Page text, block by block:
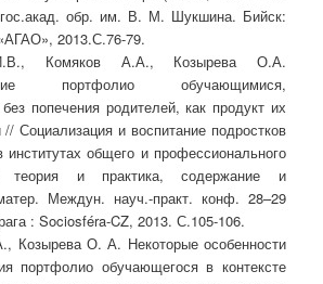
обр. им. В. М. Шукшина. Бийск:
2013.С.76-79.
Комяков А.А., Козырева О.А.
портфолио обучающимися,
попечения родителей, как продукт их
// Социализация и воспитание подростков
общего и профессионального
теория и практика, содержание и
Междун. науч.-практ. конф. 28–29
: Sociosféra-CZ, 2013. С.105-106.
Козырева О. А. Некоторые особенности
портфолио обучающегося в контексте